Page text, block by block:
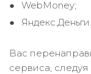
WebMoney;
Яндекс.Деньги.
Вас
сервиса,